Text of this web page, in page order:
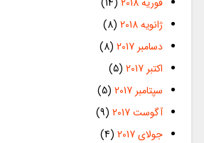
ژانویه 2018
(8)
دسامبر 2017
(8)
اکتبر 2017
(5)
سپتامبر 2017
(5)
آگوست 2017
(9)
جولای 2017
(4)